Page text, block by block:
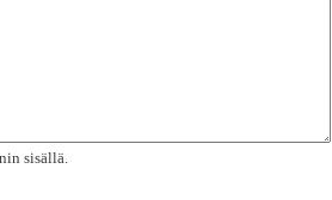
sisällä.